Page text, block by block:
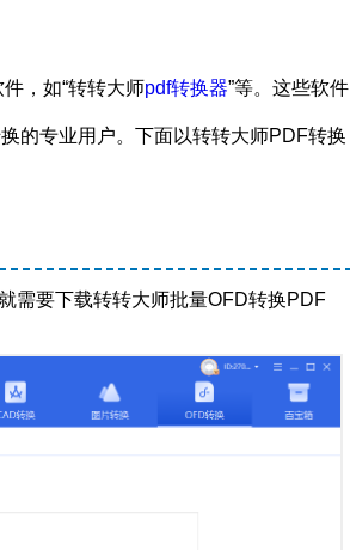
，如“转转大师pdf转换器”等。这些软件
的专业用户。下面以转转大师PDF转换
需要下载转转大师批量OFD转换PDF